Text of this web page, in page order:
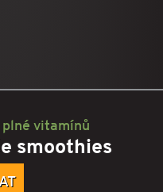
vitamínů
smoothies